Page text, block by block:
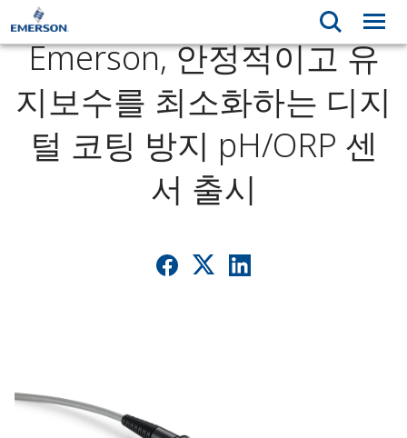
Emerson, 안정적이고 유
지보수를 최소화하는 디지
털 코팅 방지 pH/ORP 센
서 출시